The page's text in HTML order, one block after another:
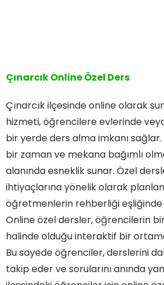
Çınarcık Online Özel Ders
Çınarcık ilçesinde online olarak
hizmeti, öğrencilere evlerinde
bir yerde ders alma imkanı
bir zaman ve mekana bağımlı
alanında esneklik sunar. Özel
ihtiyaçlarına yönelik olarak
öğretmenlerin rehberliği
Online özel dersler, öğrencilerin
halinde olduğu interaktif bir
Bu sayede öğrenciler, derslerini
takip eder ve sorularını anında